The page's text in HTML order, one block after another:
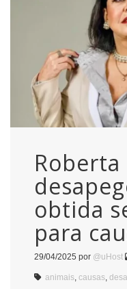
obtida
para
29/04/2025 por @uHost
animais causas